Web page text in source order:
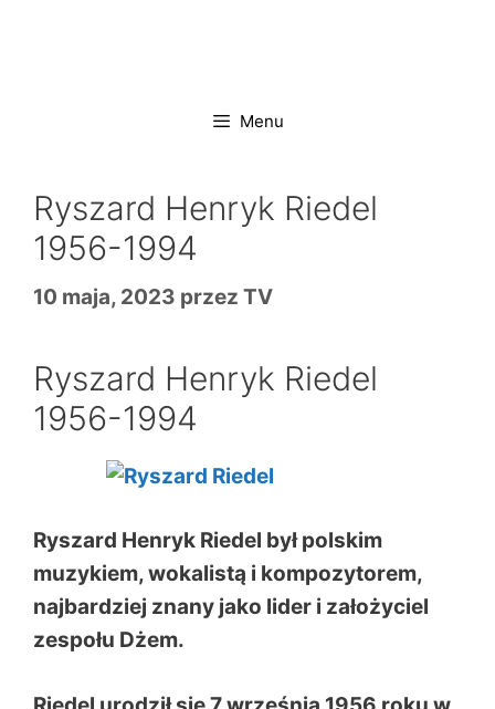
Menu
Ryszard Henryk Riedel
1956-1994
10 maja, 2023 przez TV
Ryszard Henryk Riedel
1956-1994
Ryszard Henryk Riedel był polskim
muzykiem, wokalistą i kompozytorem,
najbardziej znany jako lider i założyciel
zespołu Dżem.